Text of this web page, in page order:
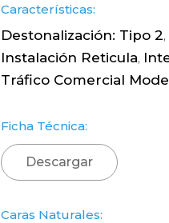
Características:
Destonalización: Tipo 2,
Instalación Reticula,
Tráfico Comercial
Ficha Técnica:
Descargar
Caras Naturales: